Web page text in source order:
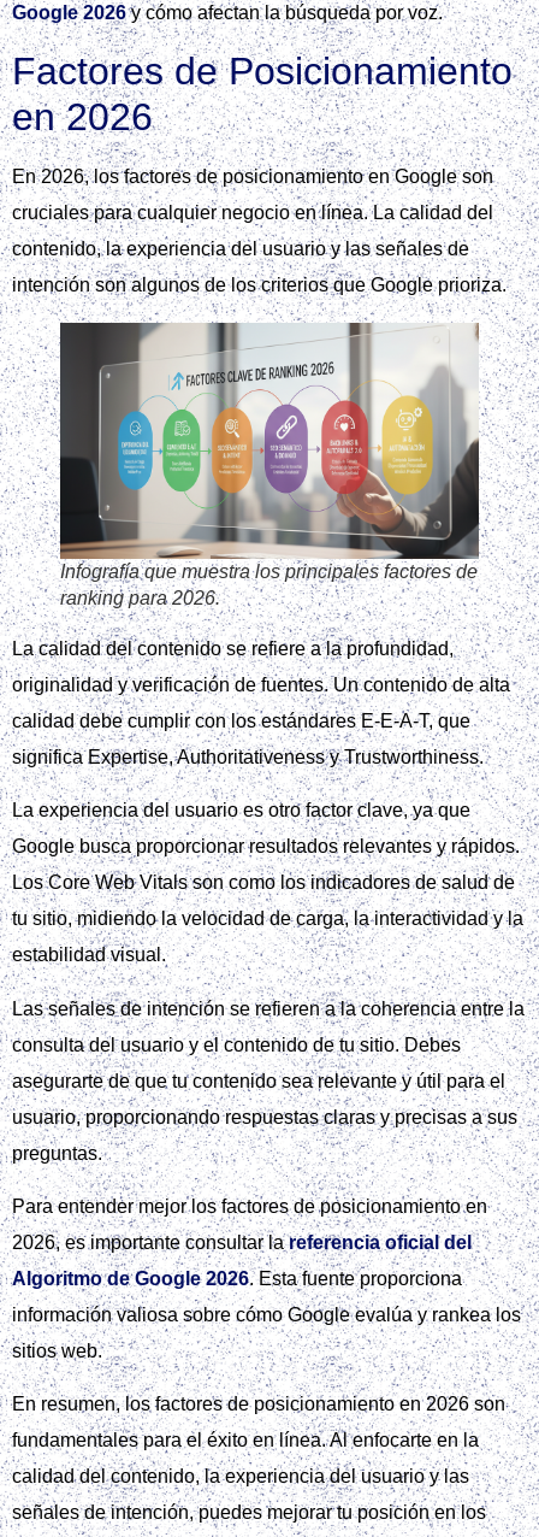
Google 2026y cómo afectan la búsqueda por voz.
Factores de Posicionamiento
en 2026
En 2026, los factores de posicionamiento en Google son
cruciales para cualquier negocio en línea. La calidad del
contenido, la experiencia del usuario y las señales de
intención son algunos de los criterios que Google prioriza.
Infografía que muestra los principales factores de
ranking para 2026.
La calidad del contenido se refiere a la profundidad,
originalidad y verificación de fuentes. Un contenido de alta
calidad debe cumplir con los estándares E-E-A-T, que
significa Expertise, Authoritativeness y Trustworthiness.
La experiencia del usuario es otro factor clave, ya que
Google busca proporcionar resultados relevantes y rápidos.
Los Core Web Vitals son como los indicadores de salud de
tu sitio, midiendo la velocidad de carga, la interactividad y la
estabilidad visual.
Las señales de intención se refieren a la coherencia entre la
consulta del usuario y el contenido de tu sitio. Debes
asegurarte de que tu contenido sea relevante y útil para el
usuario, proporcionando respuestas claras y precisas a sus
preguntas.
Para entender mejor los factores de posicionamiento en
2026, es importante consultar lareferencia oficial del
Algoritmo de Google 2026. Esta fuente proporciona
información valiosa sobre cómo Google evalúa y rankea los
sitios web.
En resumen, los factores de posicionamiento en 2026 son
fundamentales para el éxito en línea. Al enfocarte en la
calidad del contenido, la experiencia del usuario y las
señales de intención, puedes mejorar tu posición en los